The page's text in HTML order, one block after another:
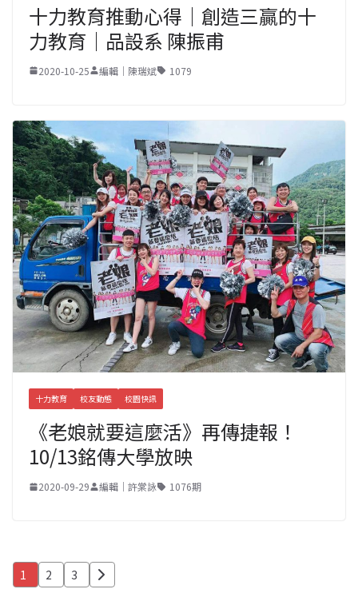
十力教育推動心得｜創造三贏的十
力教育｜品設系 陳振甫
2020-10-25 編輯｜陳瑞斌 1079
十力教育 校友動態 校園快訊
《老娘就要這麼活》再傳捷報！
10/13銘傳大學放映
2020-09-29 編輯｜許棠詠 1076期
文
1 2 3